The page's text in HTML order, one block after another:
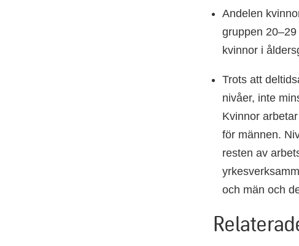
Andelen
gruppen
kvinnor i
Trots att
nivåer, inte
Kvinnor
för männen.
resten av
och män och